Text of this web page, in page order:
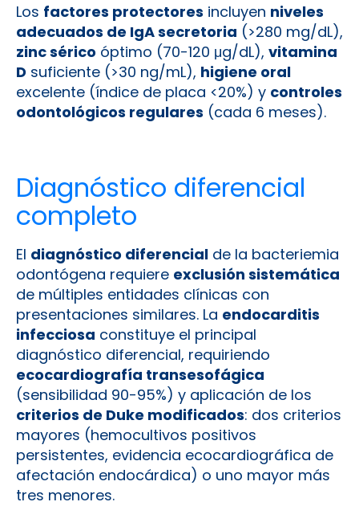
Los factores protectores incluyen niveles
adecuados de IgA secretoria (>280 mg/dL),
zinc sérico óptimo (70-120 μg/dL), vitamina
D suficiente (>30 ng/mL), higiene oral
excelente (índice de placa <20%) y controles
odontológicos regulares (cada 6 meses).
Diagnóstico diferencial
completo
El diagnóstico diferencial de la bacteriemia
odontógena requiere exclusión sistemática
de múltiples entidades clínicas con
presentaciones similares. La endocarditis
infecciosa constituye el principal
diagnóstico diferencial, requiriendo
ecocardiografía transesofágica
(sensibilidad 90-95%) y aplicación de los
criterios de Duke modificados: dos criterios
mayores (hemocultivos positivos
persistentes, evidencia ecocardiográfica de
afectación endocárdica) o uno mayor más
tres menores.